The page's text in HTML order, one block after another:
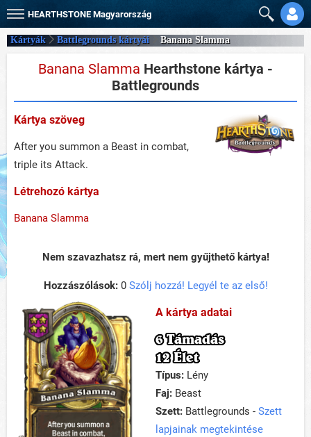
HEARTHSTONE Magyarország
Kártyák Battlegrounds kártyái Banana Slamma
Banana Slamma Hearthstone kártya -
Battlegrounds
Kártya szöveg
After you summon a Beast in combat,
triple its Attack.
Létrehozó kártya
Banana Slamma
Nem szavazhatsz rá, mert nem gyűjthető kártya!
Hozzászólások:0 Szólj hozzá! Legyél te az első!
A kártya adatai
6 Támadás
12 Élet
Típus: Lény
Faj: Beast
Szett: Battlegrounds - Szett
lapjainak megtekintése